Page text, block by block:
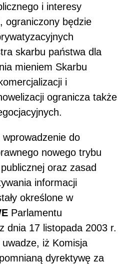
i interesy
ograniczony będzie
skarbu państwa dla
mieniem Skarbu
i
ogranicza także
do
nowego trybu
oraz zasad
informacji
określone w
Parlamentu
dnia 17 listopada 2003 r.
iż Komisja
dyrektywę za